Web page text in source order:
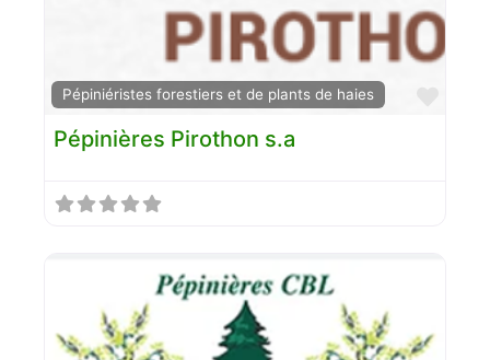
Pépiniéristes forestiers et de plants de haies
Pépinières Pirothon s.a